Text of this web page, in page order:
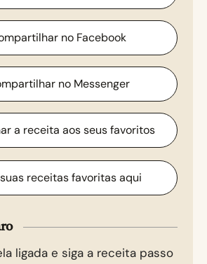
no Facebook
no Messenger
a receita aos seus favoritos
receitas favoritas aqui